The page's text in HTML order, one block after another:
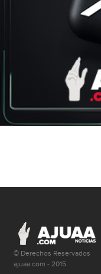
© Derechos Reservados
ajuaa.com - 2015